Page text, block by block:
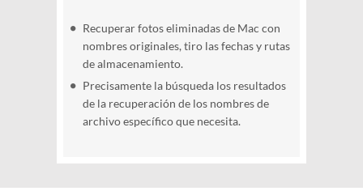
Recuperar fotos eliminadas de Mac con
nombres originales, tiro las fechas y rutas
de almacenamiento.
Precisamente la búsqueda los resultados
de la recuperación de los nombres de
archivo específico que necesita.